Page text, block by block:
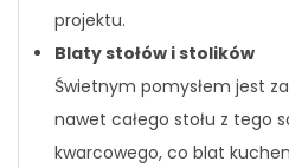
projektu.
Blaty stołów i stolików
Świetnym pomysłem jest
nawet całego stołu z tego
kwarcowego, co blat